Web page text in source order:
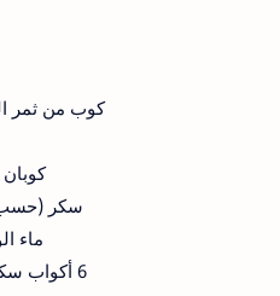
كوب من ثمر
كوبان
سكر (حسب
ماء
6 أكواب سكر إضافية